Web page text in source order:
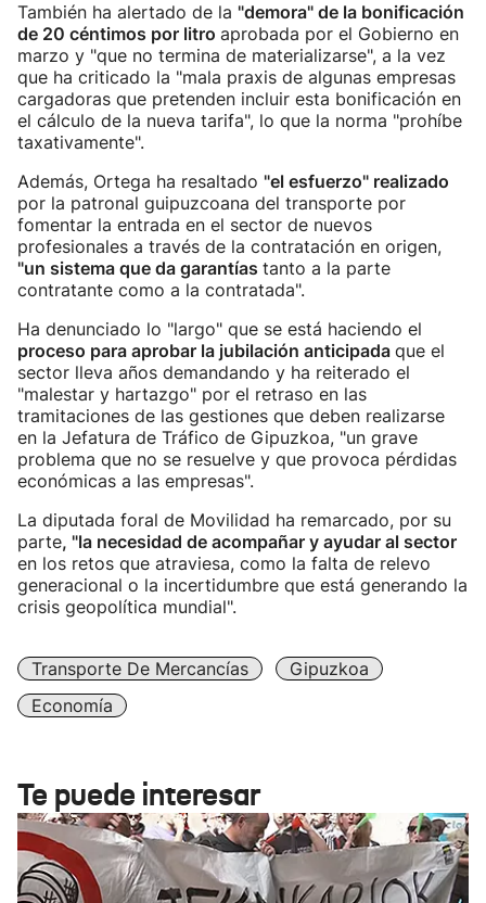
También ha alertado de la "demora" de la bonificación
de 20 céntimos por litro aprobada por el Gobierno en
marzo y "que no termina de materializarse", a la vez
que ha criticado la "mala praxis de algunas empresas
cargadoras que pretenden incluir esta bonificación en
el cálculo de la nueva tarifa", lo que la norma "prohíbe
taxativamente".
Además, Ortega ha resaltado "el esfuerzo" realizado
por la patronal guipuzcoana del transporte por
fomentar la entrada en el sector de nuevos
profesionales a través de la contratación en origen,
"un sistema que da garantías tanto a la parte
contratante como a la contratada".
Ha denunciado lo "largo" que se está haciendo el
proceso para aprobar la jubilación anticipada que el
sector lleva años demandando y ha reiterado el
"malestar y hartazgo" por el retraso en las
tramitaciones de las gestiones que deben realizarse
en la Jefatura de Tráfico de Gipuzkoa, "un grave
problema que no se resuelve y que provoca pérdidas
económicas a las empresas".
La diputada foral de Movilidad ha remarcado, por su
parte, "la necesidad de acompañar y ayudar al sector
en los retos que atraviesa, como la falta de relevo
generacional o la incertidumbre que está generando la
crisis geopolítica mundial".
Transporte De Mercancías
Gipuzkoa
Economía
Te puede interesar